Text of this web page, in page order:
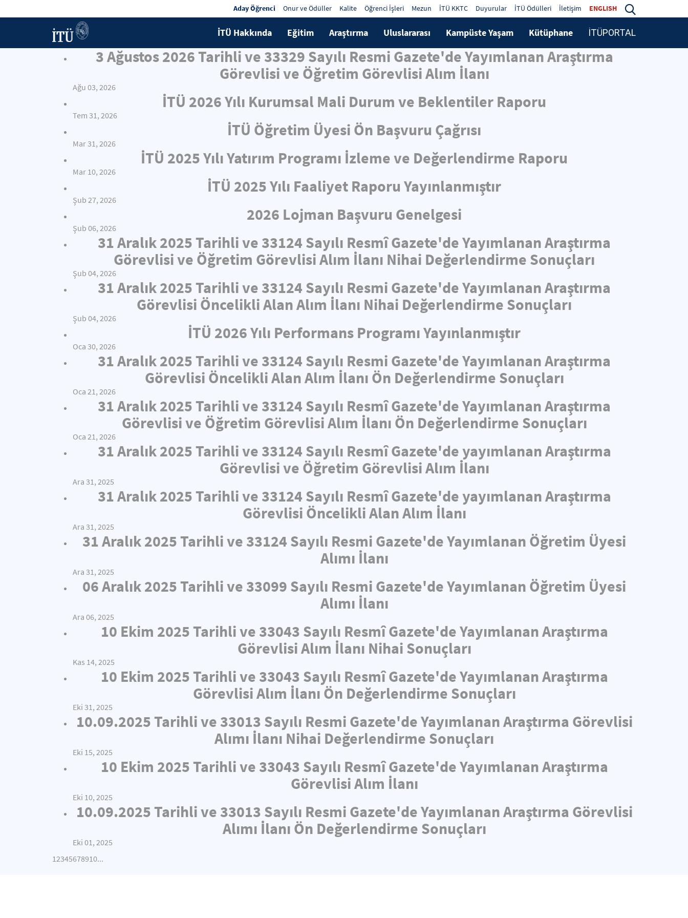
Aday Öğrenci Onur ve Ödüller Kalite Öğrenci İşleri Mezun İTÜ KKTC Duyurular İTÜ Ödülleri İletişim ENGLISH
İTÜ Hakkında Eğitim Araştırma Uluslararası Kampüste Yaşam Kütüphane İTÜPORTAL
3 Ağustos 2026 Tarihli ve 33329 Sayılı Resmi Gazete'de Yayımlanan Araştırma
Görevlisi ve Öğretim Görevlisi Alım İlanı
Ağu 03, 2026
İTÜ 2026 Yılı Kurumsal Mali Durum ve Beklentiler Raporu
Tem 31, 2026
İTÜ Öğretim Üyesi Ön Başvuru Çağrısı
Mar 31, 2026
İTÜ 2025 Yılı Yatırım Programı İzleme ve Değerlendirme Raporu
Mar 10, 2026
İTÜ 2025 Yılı Faaliyet Raporu Yayınlanmıştır
Şub 27, 2026
2026 Lojman Başvuru Genelgesi
Şub 06, 2026
31 Aralık 2025 Tarihli ve 33124 Sayılı Resmî Gazete'de Yayımlanan Araştırma
Görevlisi ve Öğretim Görevlisi Alım İlanı Nihai Değerlendirme Sonuçları
Şub 04, 2026
31 Aralık 2025 Tarihli ve 33124 Sayılı Resmi Gazete'de Yayımlanan Araştırma
Görevlisi Öncelikli Alan Alım İlanı Nihai Değerlendirme Sonuçları
Şub 04, 2026
İTÜ 2026 Yılı Performans Programı Yayınlanmıştır
Oca 30, 2026
31 Aralık 2025 Tarihli ve 33124 Sayılı Resmi Gazete'de Yayımlanan Araştırma
Görevlisi Öncelikli Alan Alım İlanı Ön Değerlendirme Sonuçları
Oca 21, 2026
31 Aralık 2025 Tarihli ve 33124 Sayılı Resmî Gazete'de Yayımlanan Araştırma
Görevlisi ve Öğretim Görevlisi Alım İlanı Ön Değerlendirme Sonuçları
Oca 21, 2026
31 Aralık 2025 Tarihli ve 33124 Sayılı Resmî Gazete'de yayımlanan Araştırma
Görevlisi ve Öğretim Görevlisi Alım İlanı
Ara 31, 2025
31 Aralık 2025 Tarihli ve 33124 Sayılı Resmî Gazete'de yayımlanan Araştırma
Görevlisi Öncelikli Alan Alım İlanı
Ara 31, 2025
31 Aralık 2025 Tarihli ve 33124 Sayılı Resmi Gazete'de Yayımlanan Öğretim Üyesi
Alımı İlanı
Ara 31, 2025
06 Aralık 2025 Tarihli ve 33099 Sayılı Resmi Gazete'de Yayımlanan Öğretim Üyesi
Alımı İlanı
Ara 06, 2025
10 Ekim 2025 Tarihli ve 33043 Sayılı Resmî Gazete'de Yayımlanan Araştırma
Görevlisi Alım İlanı Nihai Sonuçları
Kas 14, 2025
10 Ekim 2025 Tarihli ve 33043 Sayılı Resmî Gazete'de Yayımlanan Araştırma
Görevlisi Alım İlanı Ön Değerlendirme Sonuçları
Eki 31, 2025
10.09.2025 Tarihli ve 33013 Sayılı Resmi Gazete'de Yayımlanan Araştırma Görevlisi
Alımı İlanı Nihai Değerlendirme Sonuçları
Eki 15, 2025
10 Ekim 2025 Tarihli ve 33043 Sayılı Resmî Gazete'de Yayımlanan Araştırma
Görevlisi Alım İlanı
Eki 10, 2025
10.09.2025 Tarihli ve 33013 Sayılı Resmi Gazete'de Yayımlanan Araştırma Görevlisi
Alımı İlanı Ön Değerlendirme Sonuçları
Eki 01, 2025
12345678910...